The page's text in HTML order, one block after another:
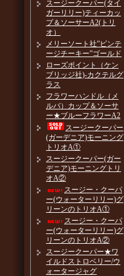
スージークーパー(タイ
ガーリリー)ティーカッ
プ＆ソーサーA2(トリ
オ）
メリーソート社”ビンテ
ージチーキー”ゴールド
ローズポイント（ケン
ブリッジ社)-カクテルグ
ラス
フラワーハンドル（メ
ルバ）カップ＆ソーサ
ー★ブルーフラワーA2
スージークーパー
(ガーデニア)モーニング
トリオA①
スージークーパー(ガー
デニア)モーニングトリ
オA②
スージー・クーパ
ー(ウォーターリリー)グ
リーンのトリオA①
スージー・クーパ
ー(ウォーターリリー)グ
リーンのトリオA②
スージークーパー★ワ
イルドストロベリー/ウ
ォータージャグ